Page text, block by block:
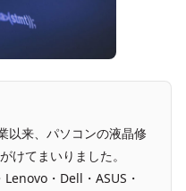
以来、パソコンの液晶修
けてまいりました。
・Dell・ASUS・